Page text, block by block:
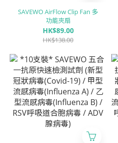
SAVEWO AirFlow Clip Fan 多
功能夾扇
HK$89.00
HK$138.00